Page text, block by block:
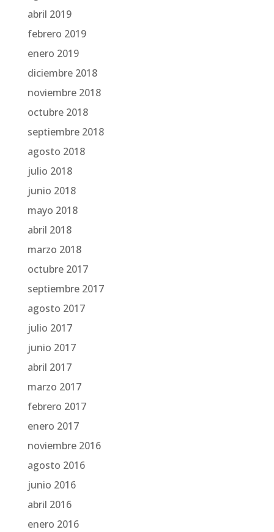
abril 2019
febrero 2019
enero 2019
diciembre 2018
noviembre 2018
octubre 2018
septiembre 2018
agosto 2018
julio 2018
junio 2018
mayo 2018
abril 2018
marzo 2018
octubre 2017
septiembre 2017
agosto 2017
julio 2017
junio 2017
abril 2017
marzo 2017
febrero 2017
enero 2017
noviembre 2016
agosto 2016
junio 2016
abril 2016
enero 2016